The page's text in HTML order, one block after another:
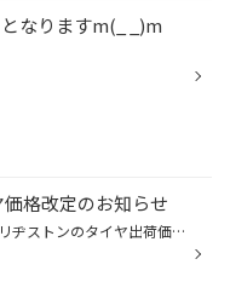
なりますm(_ _)m
格改定のお知らせ
9/1(火)より、ブリヂストンのタイヤ出荷価格の改定に伴い、17インチ以下の 国内市販用タイヤ(夏/冬)の価格改定を実施させていただきます。 ※価格改定前の価格での対応については、8/31(月)までの作業実施が対象となっております。 ※商品によって改定率等が異なります。価格改定についてはこちらをご...